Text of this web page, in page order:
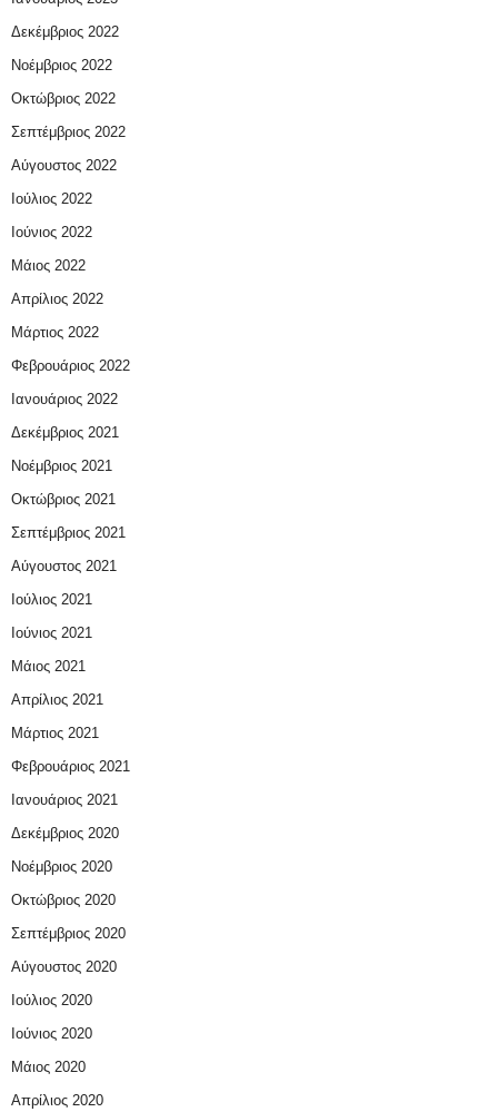
Δεκέμβριος 2022
Νοέμβριος 2022
Οκτώβριος 2022
Σεπτέμβριος 2022
Αύγουστος 2022
Ιούλιος 2022
Ιούνιος 2022
Μάιος 2022
Απρίλιος 2022
Μάρτιος 2022
Φεβρουάριος 2022
Ιανουάριος 2022
Δεκέμβριος 2021
Νοέμβριος 2021
Οκτώβριος 2021
Σεπτέμβριος 2021
Αύγουστος 2021
Ιούλιος 2021
Ιούνιος 2021
Μάιος 2021
Απρίλιος 2021
Μάρτιος 2021
Φεβρουάριος 2021
Ιανουάριος 2021
Δεκέμβριος 2020
Νοέμβριος 2020
Οκτώβριος 2020
Σεπτέμβριος 2020
Αύγουστος 2020
Ιούλιος 2020
Ιούνιος 2020
Μάιος 2020
Απρίλιος 2020